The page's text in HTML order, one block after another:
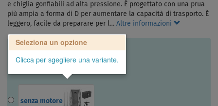
e chiglia gonfiabili ad alta pressione. È progettato con una prua
più ampia a forma di D per aumentare la capacità di trasporto. È
leggero, facile da preparare per l… Altre informazioni
Seleziona un opzione
Clicca per sgegliere una variante.
senza motore